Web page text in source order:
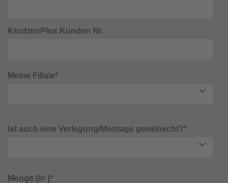
KnutzenPlus Kunden Nr.
Meine Filiale*
Ist auch eine Verlegung/Montage gewünscht?*
Menge (in )*